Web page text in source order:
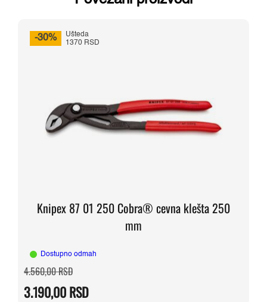
-30%
Ušteda
1370 RSD
Knipex 87 01 250 Cobra® cevna klešta 250
mm
Dostupno odmah
4.560,00RSDOriginalna
cena
bila:
3.190,00RSD
Trenutna
cena
3.190,00 RSD.